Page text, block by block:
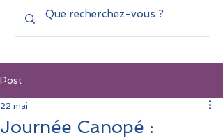
Post
Journée Canopé :
22 mai